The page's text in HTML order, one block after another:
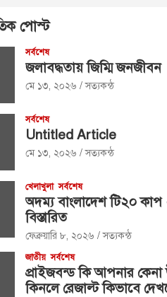
পোস্ট
সর্বশেষ
জলাবদ্ধতায় জিম্মি জনজীবন
মে ১৩, ২০২৬ সত্যকন্ঠ
সর্বশেষ
Untitled Article
মে ১৩, ২০২৬ সত্যকন্ঠ
খেলাখুলা সর্বশেষ
অদম্য বাংলাদেশ টি২০
বিস্তারিত
ফেব্রুয়ারি ৮, ২০২৬ সত্যকন্ঠ
জাতীয় সর্বশেষ
প্রাইজবন্ড কি আপনার
কিনলে রেজাল্ট কিভাবে